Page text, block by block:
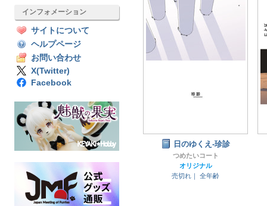
インフォメーション
サイトについて
ヘルプページ
お問い合わせ
X(Twitter)
Facebook
日のゆくえ-珍診
つめたいコート
オリジナル
売切れ｜
全年齢